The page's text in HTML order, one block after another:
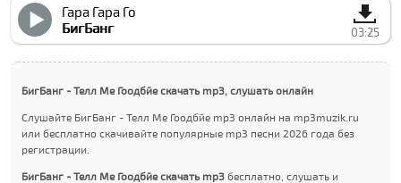
Гара Гара Го
БигБанг
03:25
БигБанг - Телл Ме Гоодбйе скачать mp3, слушать онлайн
Слушайте БигБанг - Телл Ме Гоодбйе mp3 онлайн на mp3muzik.ru
или бесплатно скачивайте популярные mp3 песни 2026 года без
регистрации.
БигБанг - Телл Ме Гоодбйе скачать mp3 бесплатно, слушать и